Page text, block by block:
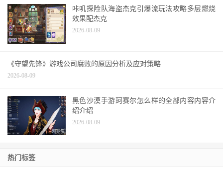
咔叽探险队海盗杰克引爆流玩法攻略多层燃烧
效果配杰克
2026-08-09
《守望先锋》游戏公司腐败的原因分析及应对策略
2026-08-09
黑色沙漠手游珂赛尔怎么样的全部内容内容介
绍介绍
2026-08-09
热门标签